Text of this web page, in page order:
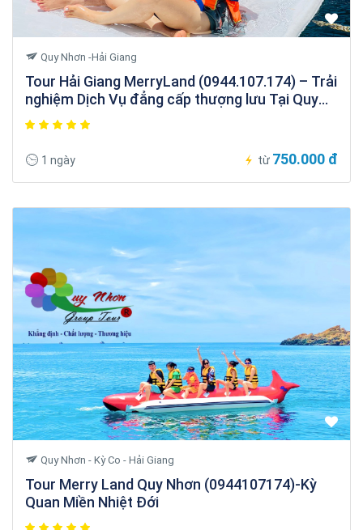
Quy Nhơn -Hải Giang
Tour Hải Giang MerryLand (0944.107.174) – Trải
nghiệm Dịch Vụ đẳng cấp thượng lưu Tại Quy
Nhơn
1 ngày từ 750.000 đ
Quy Nhơn - Kỳ Co - Hải Giang
Tour Merry Land Quy Nhơn (0944107174)-Kỳ
Quan Miền Nhiệt Đới